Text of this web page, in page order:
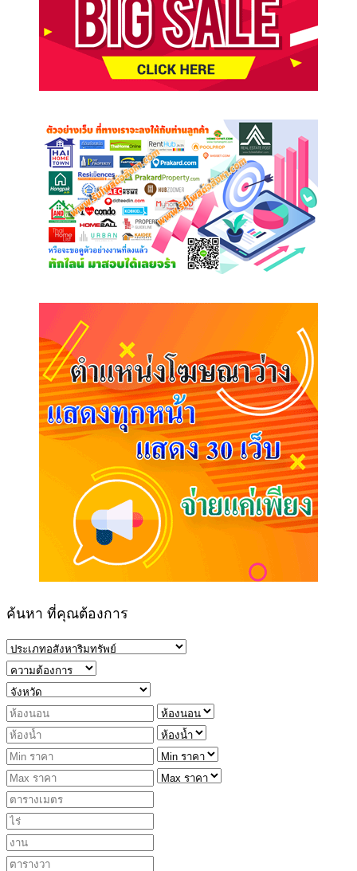
ค้นหา ที่คุณต้องการ